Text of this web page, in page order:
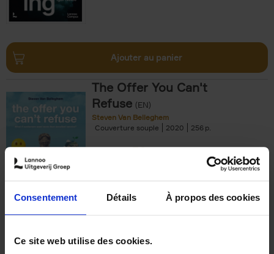
Consentement Détails À propos des cookies
Ce site web utilise des cookies.
Ajouter au panier
The Offer You Can't
Refuse (EN)
Steven Van Belleghem
Couverture souple
2020 256
€37,50